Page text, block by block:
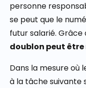
personne
se peut que le
futur salarié.
doublon peut être
Dans la mesure où
à la tâche suivante